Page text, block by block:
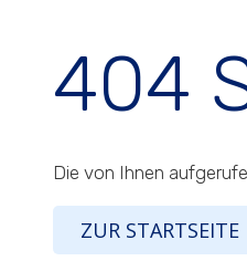
404
Die von Ihnen
ZUR STARTSEITE